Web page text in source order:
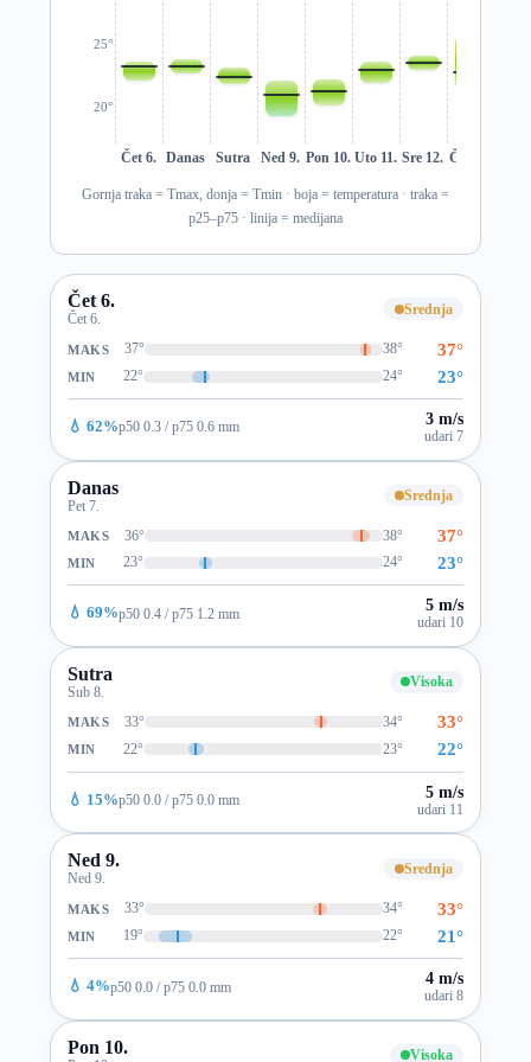
20°
25°
Čet 6. Danas Sutra Ned 9. Pon 10. Uto 11. Sre 12. Čet 13.
Gornja traka = Tmax, donja = Tmin · boja = temperatura · traka =
p25–p75 · linija = medijana
Čet 6.
Čet 6.
Srednja
MAKS 37° 38° 37°
MIN 22° 24° 23°
💧 62%p50 0.3 / p75 0.6 mm 3 m/s
udari 7
Danas
Pet 7.
Srednja
MAKS 36° 38° 37°
MIN 23° 24° 23°
💧 69%p50 0.4 / p75 1.2 mm 5 m/s
udari 10
Sutra
Sub 8.
Visoka
MAKS 33° 34° 33°
MIN 22° 23° 22°
💧 15%p50 0.0 / p75 0.0 mm 5 m/s
udari 11
Ned 9.
Ned 9.
Srednja
MAKS 33° 34° 33°
MIN 19° 22° 21°
💧 4%p50 0.0 / p75 0.0 mm 4 m/s
udari 8
Pon 10. Visoka